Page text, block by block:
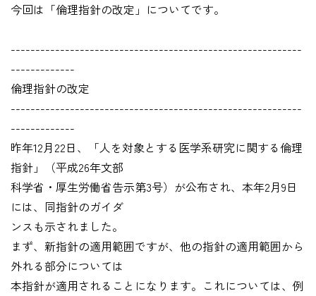
今回は「倫理指針の改定」についてです。
-----------------------------------------------------------
-------------
倫理指針の改定
-----------------------------------------------------------
-------------
昨年12月22日、「人を対象とする医学系研究に関する倫理
指針」（平成26年文部
科学省・厚生労働省告示第3号）が公布され、本年2月9日
には、同指針のガイダ
ンスも示されました。
まず、新指針の適用範囲ですが、他の指針の適用範囲から
外れる部分については
本指針が適用されることになります。これについては、例